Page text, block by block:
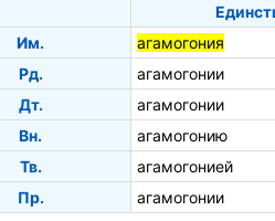
Им.
агамогония
Рд.
агамогонии
Дт.
агамогонии
Вн.
агамогонию
Тв.
агамогонией
Пр.
агамогонии